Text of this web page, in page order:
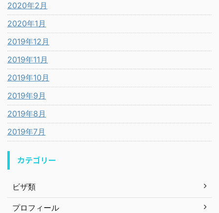
2020年2月
2020年1月
2019年12月
2019年11月
2019年10月
2019年9月
2019年8月
2019年7月
カテゴリー
ビザ類
プロフィール